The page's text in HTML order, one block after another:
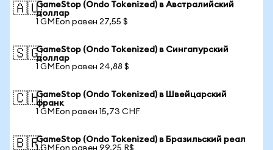
🇦🇺GameStop (Ondo Tokenized) в Австралийский
доллар
1 GMEon равен 27,55 $
🇸🇬GameStop (Ondo Tokenized) в Сингапурский
доллар
1 GMEon равен 24,88 $
🇨🇭GameStop (Ondo Tokenized) в Швейцарский
франк
1 GMEon равен 15,73 CHF
🇧🇷GameStop (Ondo Tokenized) в Бразильский реал
1 GMEon равен 99,25 R$